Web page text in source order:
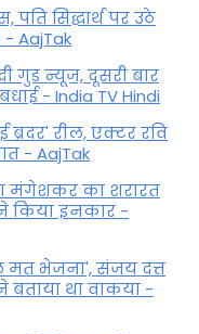
सिद्धार्थ पर उठे
AajTak
गुड न्यूज, दूसरी बार
- India TV Hindi
रील, एक्टर रवि
- AajTak
मंगेशकर का शरारत
किया इनकार -
मत भेजना', संजय दत्त
बताया था वाकया -